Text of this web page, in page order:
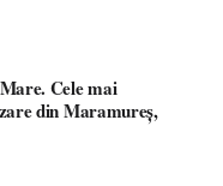
Cele mai
din Maramureș,